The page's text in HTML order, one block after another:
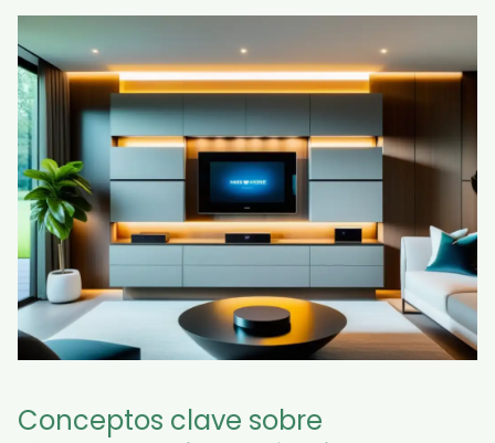
Conceptos clave sobre